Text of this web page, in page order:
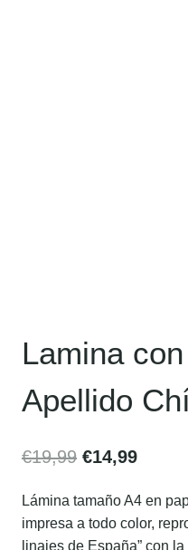
Lamina
Apellido
€19,99 €14,99
Lámina tamaño A4 en
impresa a todo color,
linajes de España” con